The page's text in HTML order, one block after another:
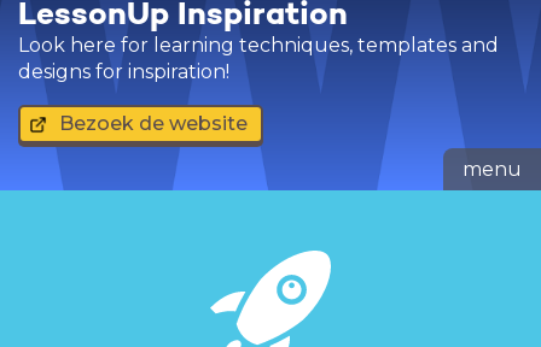
LessonUp Inspiration
Look here for learning techniques, templates and
designs for inspiration!
Bezoek de website
menu